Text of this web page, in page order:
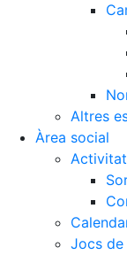
Altres
Àrea social
Jocs de